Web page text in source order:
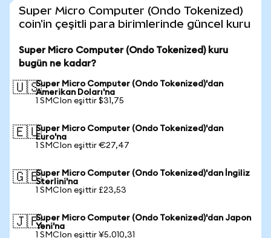
Super Micro Computer (Ondo Tokenized)
coin'in çeşitli para birimlerinde güncel kuru
Super Micro Computer (Ondo Tokenized) kuru
bugün ne kadar?
🇺🇸Super Micro Computer (Ondo Tokenized)'dan
Amerikan Doları'na
1 SMCIon eşittir $31,75
🇪🇺Super Micro Computer (Ondo Tokenized)'dan
Euro'na
1 SMCIon eşittir €27,47
🇬🇧Super Micro Computer (Ondo Tokenized)'dan İngiliz
Sterlini'na
1 SMCIon eşittir £23,53
🇯🇵Super Micro Computer (Ondo Tokenized)'dan Japon
Yeni'na
1 SMCIon eşittir ¥5.010,31